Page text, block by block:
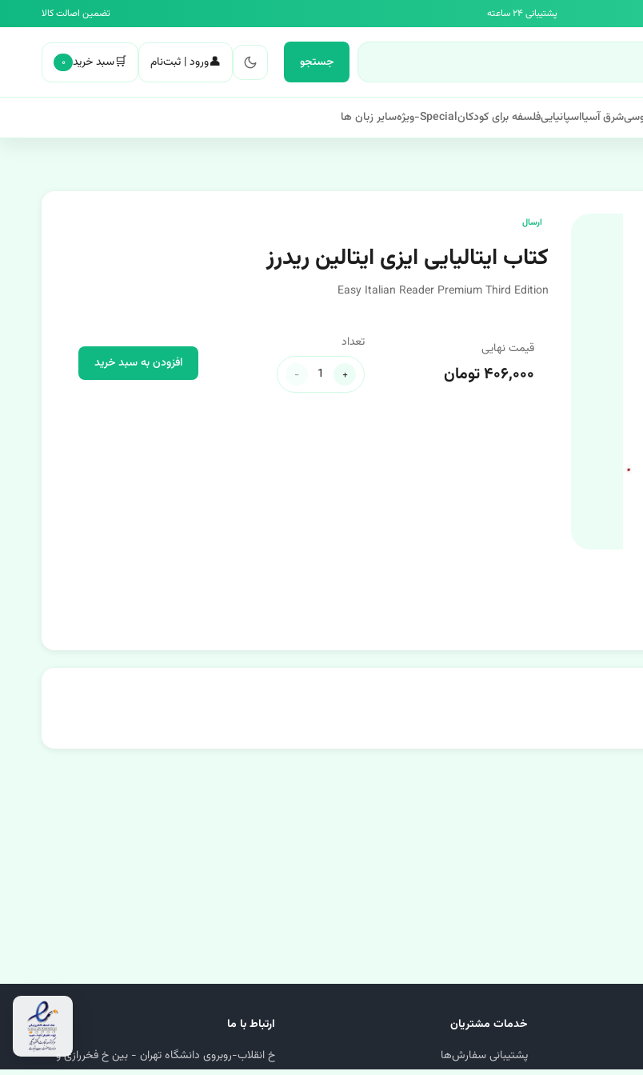
پشتیبانی ۲۴ ساعته تضمین اصالت کالا
جستجو 👤ورود | ثبت‌نام 🛒سبد خرید ۰
شرق آسیااسپانیاییفلسفه برای کودکانSpecial-ویژه سایر زبان ها
ارسال
کتاب ایتالیایی ایزی ایتالین ریدرز
Easy Italian Reader Premium Third Edition
قیمت نهایی
۴۰۶,۰۰۰ تومان
تعداد
+
-
افزودن به سبد خرید
خدمات مشتریان
پشتیبانی سفارش‌ها
ارتباط با ما
خ انقلاب-روبروی دانشگاه تهران - بین خ فخررازی و